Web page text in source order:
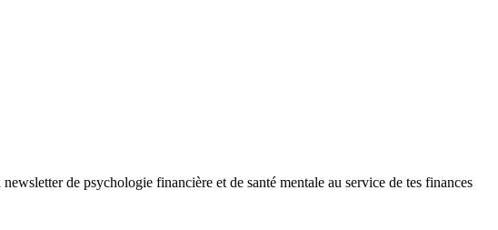
de psychologie financière et de santé mentale au service de tes finances